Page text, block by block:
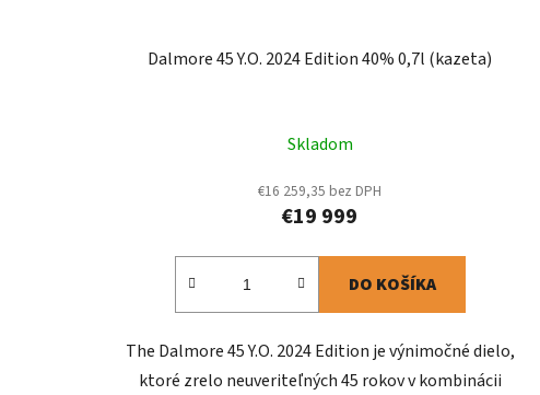
Dalmore 45 Y.O. 2024 Edition 40% 0,7l (kazeta)
Skladom
€16 259,35 bez DPH
€19 999
DO KOŠÍKA
The Dalmore 45 Y.O. 2024 Edition je výnimočné dielo,
ktoré zrelo neuveriteľných 45 rokov v kombinácii